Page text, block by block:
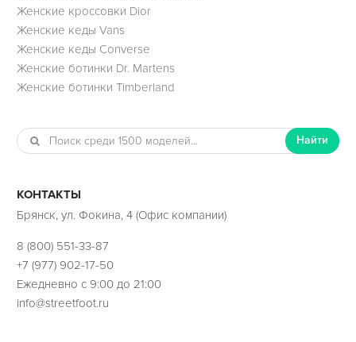
Женские кроссовки Dior
Женские кеды Vans
Женские кеды Converse
Женские ботинки Dr. Martens
Женские ботинки Timberland
Найти
КОНТАКТЫ
Брянск, ул. Фокина, 4 (Офис компании)
8 (800) 551-33-87
+7 (977) 902-17-50
Ежедневно с 9:00 до 21:00
info@streetfoot.ru